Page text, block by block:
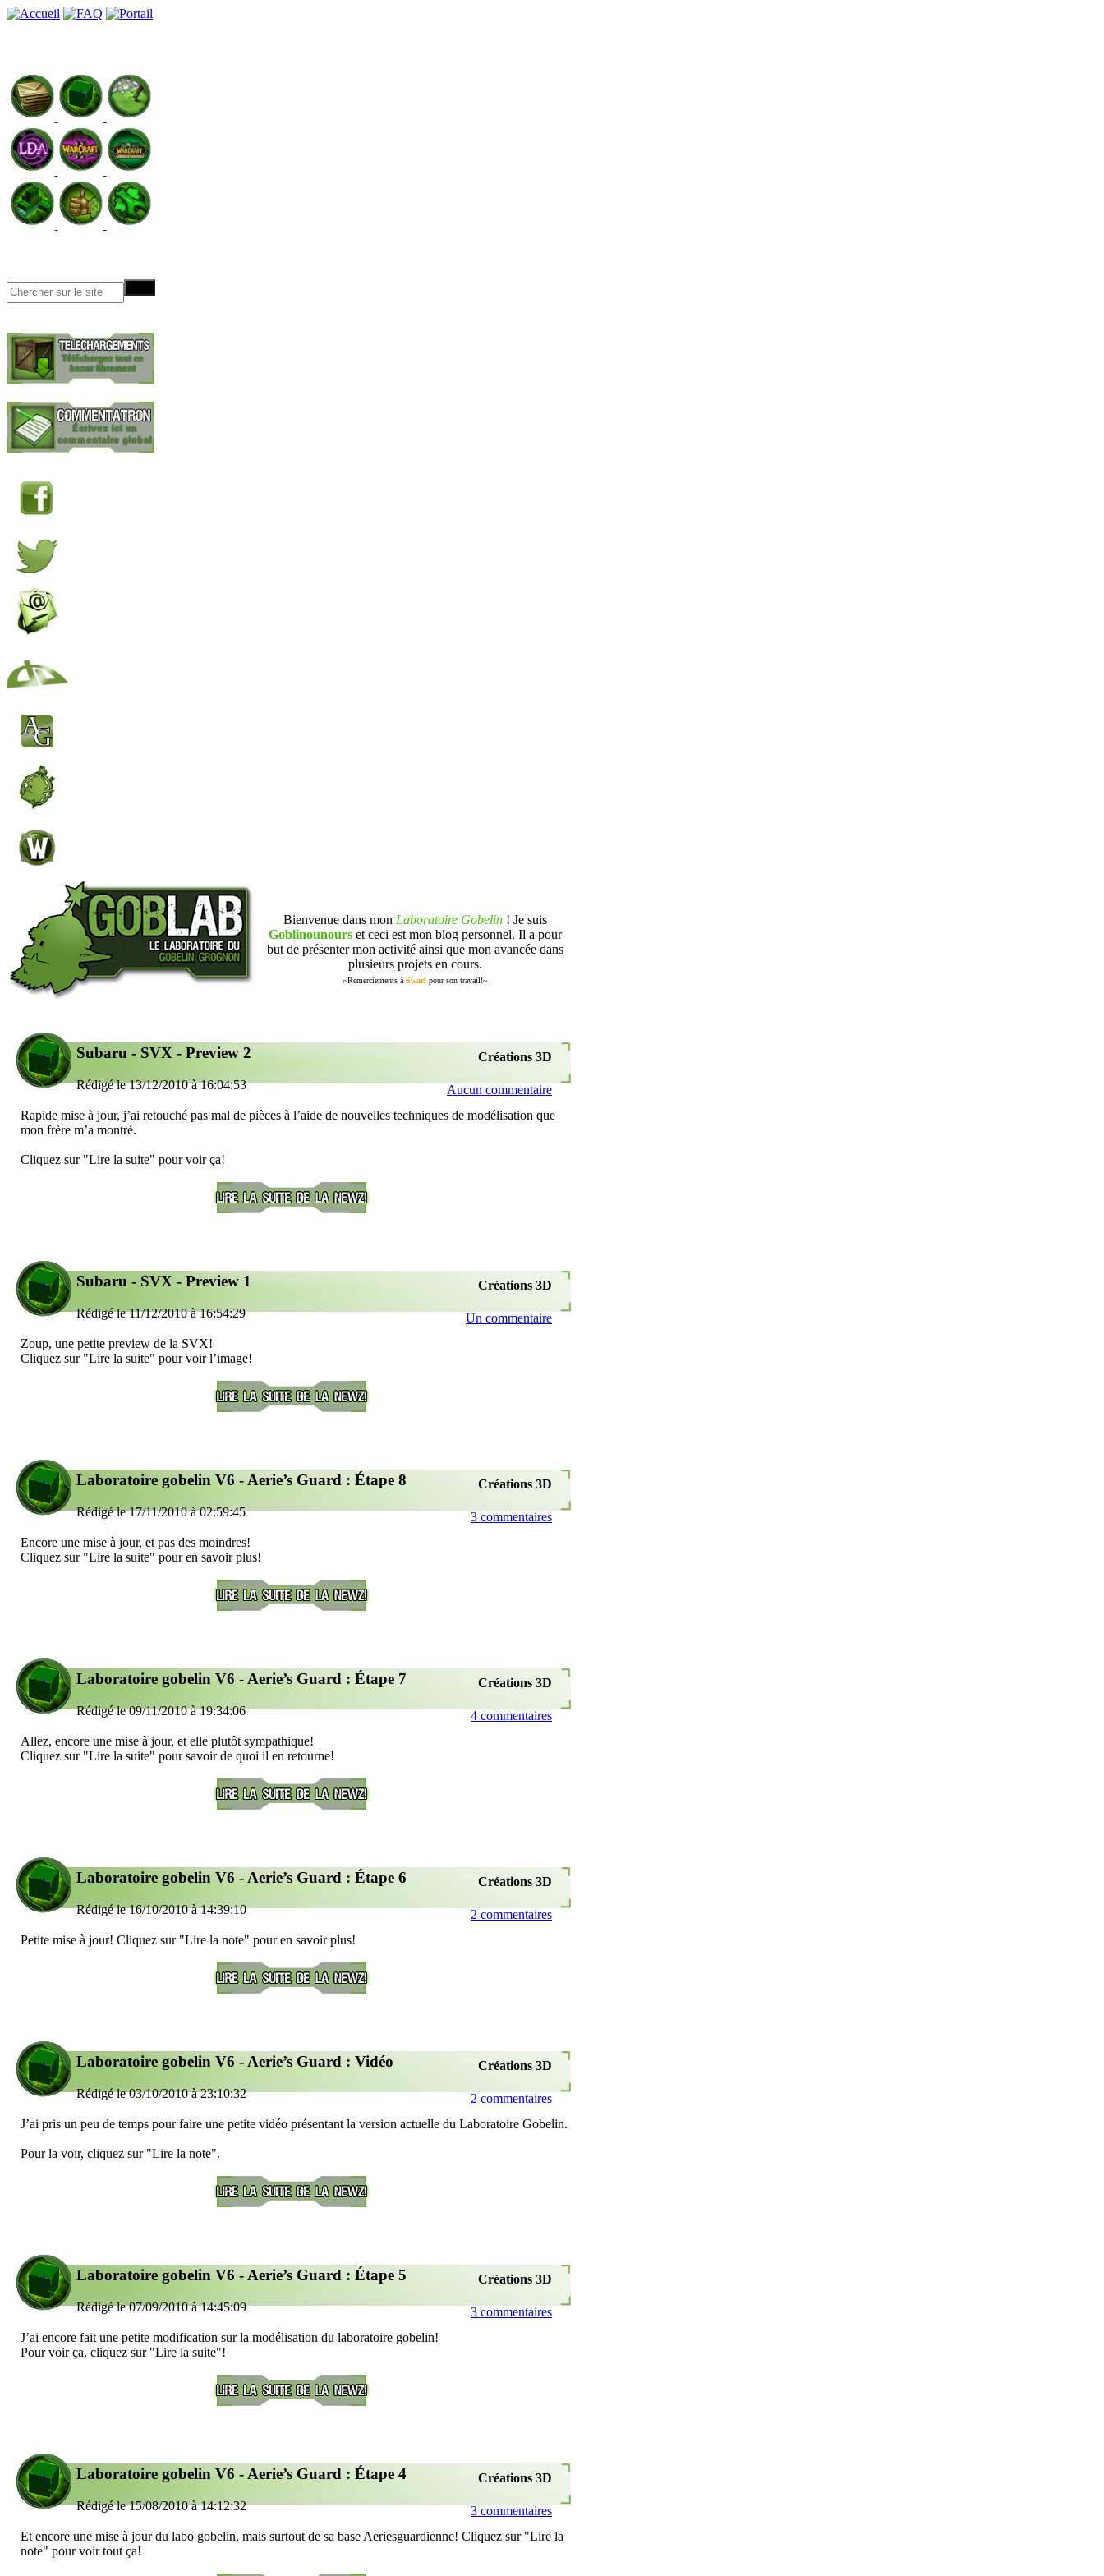
Bienvenue dans mon Laboratoire Gobelin! Je suis
Goblinounourset ceci est mon blog personnel. Il a pour
but de présenter mon activité ainsi que mon avancée dans
plusieurs projets en cours.
~Remerciements à Swarlpour son travail!~
Créations 3D
Aucun commentaire
Subaru - SVX - Preview 2
Rédigé le 13/12/2010 à 16:04:53
Rapide mise à jour, j’ai retouché pas mal de pièces à l’aide de nouvelles techniques de modélisation que
mon frère m’a montré.
Cliquez sur "Lire la suite" pour voir ça!
Créations 3D
Un commentaire
Subaru - SVX - Preview 1
Rédigé le 11/12/2010 à 16:54:29
Zoup, une petite preview de la SVX!
Cliquez sur "Lire la suite" pour voir l’image!
Créations 3D
3 commentaires
Laboratoire gobelin V6 - Aerie’s Guard : Étape 8
Rédigé le 17/11/2010 à 02:59:45
Encore une mise à jour, et pas des moindres!
Cliquez sur "Lire la suite" pour en savoir plus!
Créations 3D
4 commentaires
Laboratoire gobelin V6 - Aerie’s Guard : Étape 7
Rédigé le 09/11/2010 à 19:34:06
Allez, encore une mise à jour, et elle plutôt sympathique!
Cliquez sur "Lire la suite" pour savoir de quoi il en retourne!
Créations 3D
2 commentaires
Laboratoire gobelin V6 - Aerie’s Guard : Étape 6
Rédigé le 16/10/2010 à 14:39:10
Petite mise à jour! Cliquez sur "Lire la note" pour en savoir plus!
Créations 3D
2 commentaires
Laboratoire gobelin V6 - Aerie’s Guard : Vidéo
Rédigé le 03/10/2010 à 23:10:32
J’ai pris un peu de temps pour faire une petite vidéo présentant la version actuelle du Laboratoire Gobelin.
Pour la voir, cliquez sur "Lire la note".
Créations 3D
3 commentaires
Laboratoire gobelin V6 - Aerie’s Guard : Étape 5
Rédigé le 07/09/2010 à 14:45:09
J’ai encore fait une petite modification sur la modélisation du laboratoire gobelin!
Pour voir ça, cliquez sur "Lire la suite"!
Créations 3D
3 commentaires
Laboratoire gobelin V6 - Aerie’s Guard : Étape 4
Rédigé le 15/08/2010 à 14:12:32
Et encore une mise à jour du labo gobelin, mais surtout de sa base Aeriesguardienne! Cliquez sur "Lire la
note" pour voir tout ça!